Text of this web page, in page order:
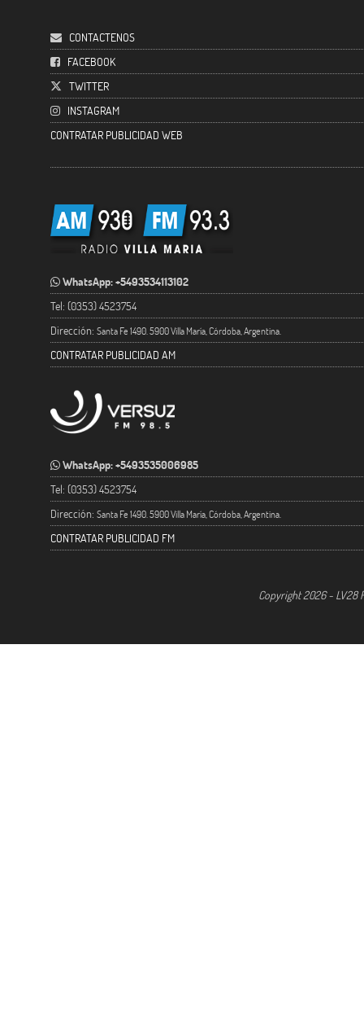
CONTACTENOS
FACEBOOK
TWITTER
INSTAGRAM
CONTRATAR PUBLICIDAD WEB
WhatsApp: +5493534113102
Tel: (0353) 4523754
Dirección: Santa Fe 1490. 5900 Villa María, Córdoba, Argentina.
CONTRATAR PUBLICIDAD AM
WhatsApp: +5493535006985
Tel: (0353) 4523754
Dirección: Santa Fe 1490. 5900 Villa María, Córdoba, Argentina.
CONTRATAR PUBLICIDAD FM
Copyright 2026 - LV28